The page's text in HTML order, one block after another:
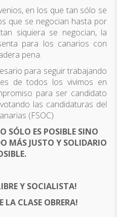
en los que tan sólo se
que se negocian hasta por
siquiera se negocian, la
para los canarios con
pena.
para seguir trabajando
de todos los vivimos en
para ser candidato
las candidaturas del
(FSOC)
SÓLO ES POSIBLE SINO
MÁS JUSTO Y SOLIDARIO
Y SOCIALISTA!
LA CLASE OBRERA!